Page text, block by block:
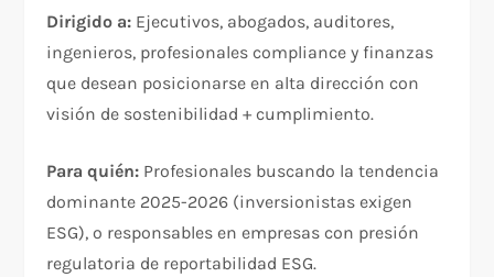
Dirigido a: Ejecutivos, abogados, auditores,
ingenieros, profesionales compliance y finanzas
que desean posicionarse en alta dirección con
visión de sostenibilidad + cumplimiento.​
Para quién: Profesionales buscando la tendencia
dominante 2025-2026 (inversionistas exigen
ESG), o responsables en empresas con presión
regulatoria de reportabilidad ESG.​